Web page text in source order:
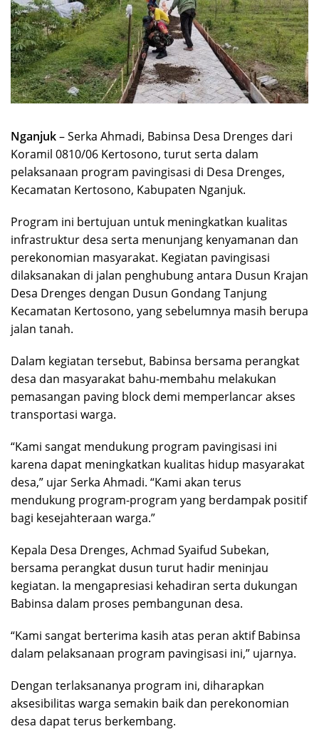
Nganjuk– Serka Ahmadi, Babinsa Desa Drenges dari
Koramil 0810/06 Kertosono, turut serta dalam
pelaksanaan program pavingisasi di Desa Drenges,
Kecamatan Kertosono, Kabupaten Nganjuk.
Program ini bertujuan untuk meningkatkan kualitas
infrastruktur desa serta menunjang kenyamanan dan
perekonomian masyarakat. Kegiatan pavingisasi
dilaksanakan di jalan penghubung antara Dusun Krajan
Desa Drenges dengan Dusun Gondang Tanjung
Kecamatan Kertosono, yang sebelumnya masih berupa
jalan tanah.
Dalam kegiatan tersebut, Babinsa bersama perangkat
desa dan masyarakat bahu-membahu melakukan
pemasangan paving block demi memperlancar akses
transportasi warga.
“Kami sangat mendukung program pavingisasi ini
karena dapat meningkatkan kualitas hidup masyarakat
desa,” ujar Serka Ahmadi. “Kami akan terus
mendukung program-program yang berdampak positif
bagi kesejahteraan warga.”
Kepala Desa Drenges, Achmad Syaifud Subekan,
bersama perangkat dusun turut hadir meninjau
kegiatan. Ia mengapresiasi kehadiran serta dukungan
Babinsa dalam proses pembangunan desa.
“Kami sangat berterima kasih atas peran aktif Babinsa
dalam pelaksanaan program pavingisasi ini,” ujarnya.
Dengan terlaksananya program ini, diharapkan
aksesibilitas warga semakin baik dan perekonomian
desa dapat terus berkembang.